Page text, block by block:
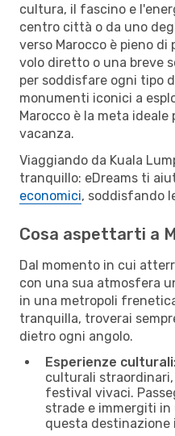
cultura, il fascino e
centro città o da uno
verso Marocco è pieno
volo diretto o una breve
per soddisfare ogni tipo
monumenti iconici a
Marocco è la meta ideale
vacanza.
Viaggiando da Kuala
tranquillo: eDreams ti
economici, soddisfando
Cosa aspettarti a
Dal momento in cui
con una sua atmosfera
in una metropoli
tranquilla, troverai
dietro ogni angolo.
Esperienze
culturali
festival vivaci.
strade e immergiti
questa destinazione